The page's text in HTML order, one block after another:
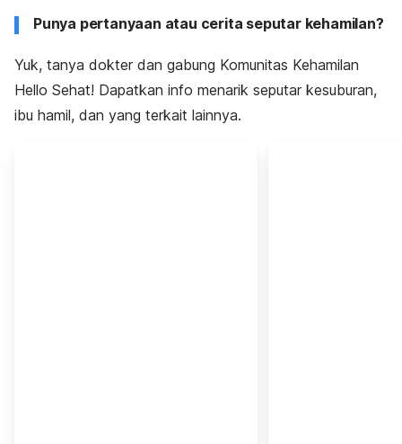
Punya pertanyaan atau cerita seputar kehamilan?
Yuk, tanya dokter dan gabung Komunitas Kehamilan
Hello Sehat! Dapatkan info menarik seputar kesuburan,
ibu hamil, dan yang terkait lainnya.